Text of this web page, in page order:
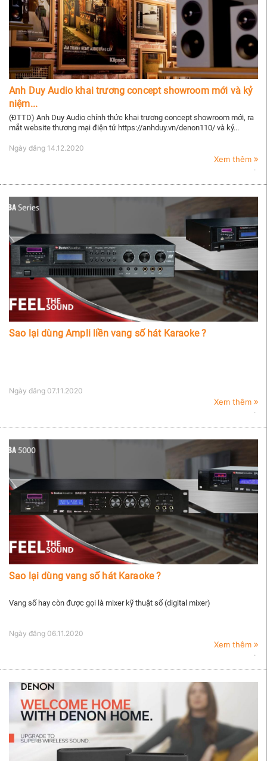
Anh Duy Audio khai trương concept showroom mới và kỷ
niệm...
(ĐTTD) Anh Duy Audio chính thức khai trương concept showroom mới, ra
mắt website thương mại điện tử https://anhduy.vn/denon110/ và kỷ...
Ngày đăng 14.12.2020
Xem thêm
Sao lại dùng Ampli liền vang số hát Karaoke ?
Ngày đăng 07.11.2020
Xem thêm
Sao lại dùng vang số hát Karaoke ?
Vang số hay còn được gọi là mixer kỹ thuật số (digital mixer)
Ngày đăng 06.11.2020
Xem thêm